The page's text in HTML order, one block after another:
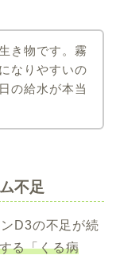
き物です。霧
なりやすいの
の給水が本当
不足
D3の不足が続
る「くる病